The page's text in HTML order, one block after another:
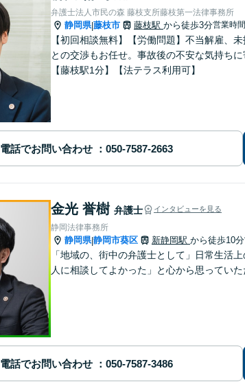
弁護士法人市民の森 藤枝支所藤枝第一法律事務所
静岡県|藤枝市 藤枝駅 から徒歩3分営業時
【初回相談無料】【労働問題】不当解雇、
との交渉もお任せ。事故後の不安な気持ち
【藤枝駅1分】【法テラス利用可】
電話でお問い合わせ
金光 誉樹 弁護士 インタビューを見る
静岡法律事務所
静岡県|静岡市葵区 新静岡駅 から徒歩10分
「地域の、街中の弁護士として」日常生活
人に相談してよかった」と心から思ってい
電話でお問い合わせ